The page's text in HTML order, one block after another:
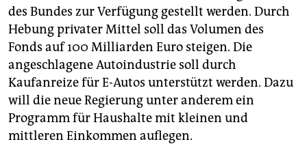
des Bundes zur Verfügung gestellt werden. Durch
Hebung privater Mittel soll das Volumen des
Fonds auf 100 Milliarden Euro steigen. Die
angeschlagene Autoindustrie soll durch
Kaufanreize für E-Autos unterstützt werden. Dazu
will die neue Regierung unter anderem ein
Programm für Haushalte mit kleinen und
mittleren Einkommen auflegen.